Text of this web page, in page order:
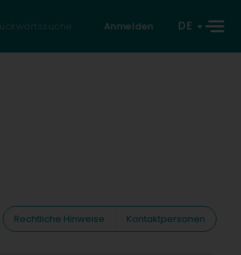
Anmelden DE
Rechtliche Hinweise
Kontaktpersonen